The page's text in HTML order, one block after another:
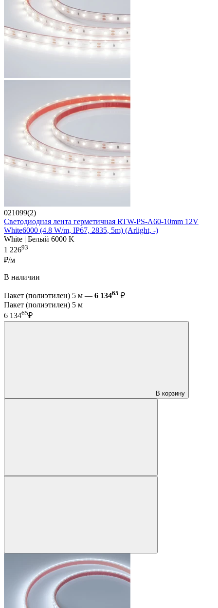
021099(2)
Светодиодная лента герметичная RTW-PS-A60-10mm 12V
White6000 (4.8 W/m, IP67, 2835, 5m) (Arlight, -)
White | Белый 6000 K
1 22693
₽/м
В наличии
Пакет (полиэтилен) 5 м — 6 13465 ₽
Пакет (полиэтилен) 5 м
6 13465₽
В корзину